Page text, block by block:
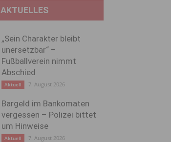
AKTUELLES
„Sein Charakter bleibt
unersetzbar“ –
Fußballverein nimmt
Abschied
Aktuell 7. August 2026
Bargeld im Bankomaten
vergessen – Polizei bittet
um Hinweise
Aktuell 7. August 2026